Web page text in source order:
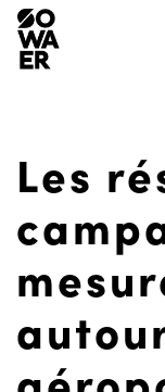
Presse
Aéroports et
Notre Appli
LinkedIn
Aides et
Nos logements
Les